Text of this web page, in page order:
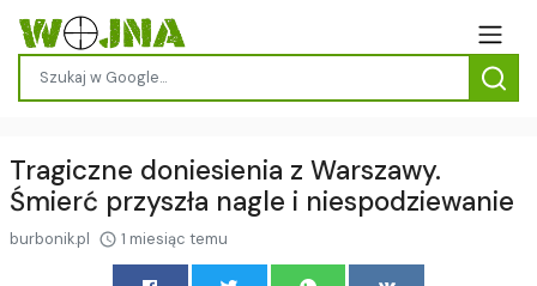
Tragiczne doniesienia z Warszawy.
Śmierć przyszła nagle i niespodziewanie
burbonik.pl 1 miesiąc temu